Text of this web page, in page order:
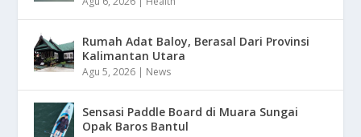
Rumah Adat Baloy, Berasal Dari Provinsi
Kalimantan Utara
Agu 5, 2026 | News
Sensasi Paddle Board di Muara Sungai
Opak Baros Bantul